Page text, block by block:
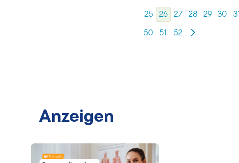
25 26 27 28 29 30 31
50 51 52
Anzeigen